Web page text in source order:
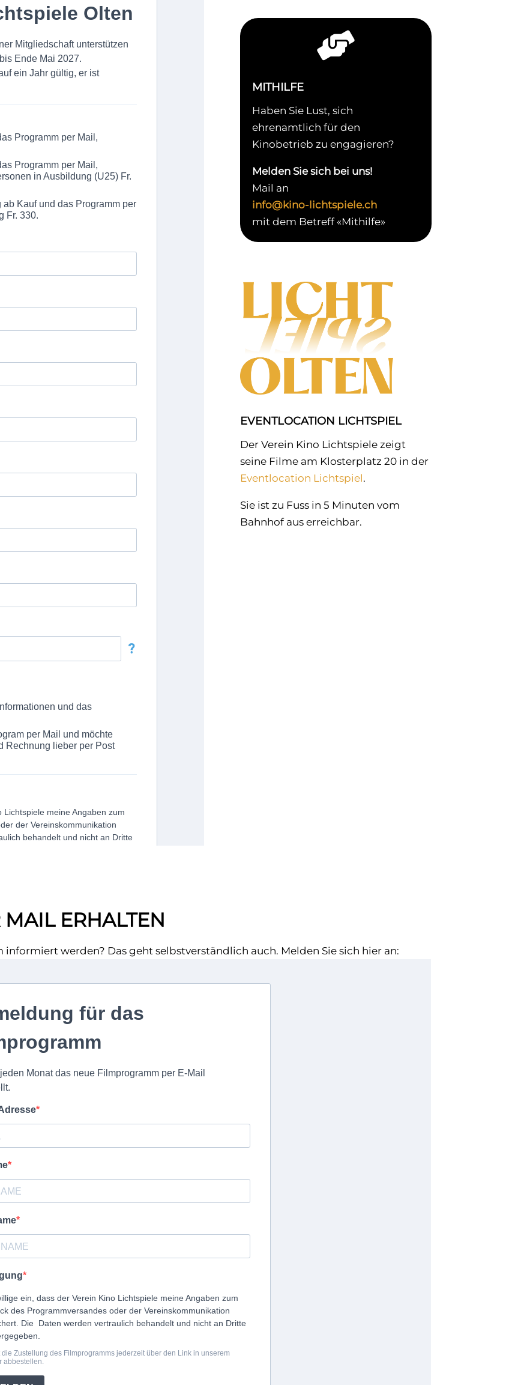

MITHILFE
Haben Sie Lust, sich
ehrenamtlich für den
Kinobetrieb zu engagieren?
Melden Sie sich bei uns!
Mail an
info@kino-lichtspiele.ch
mit dem Betreff «Mithilfe»
EVENTLOCATION LICHTSPIEL
Der Verein Kino Lichtspiele zeigt
seine Filme am Klosterplatz 20 in der
Eventlocation Lichtspiel.
Sie ist zu Fuss in 5 Minuten vom
Bahnhof aus erreichbar.
ERHALTEN
werden? Das geht selbstverständlich auch. Melden Sie sich hier an: